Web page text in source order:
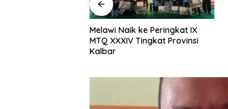
Melawi Naik ke Peringkat IX
MTQ XXXIV Tingkat Provinsi
Kalbar